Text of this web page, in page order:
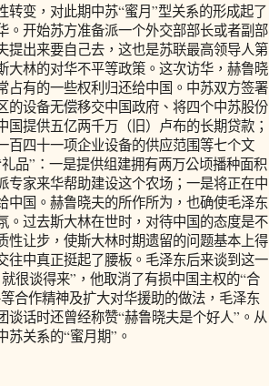
变，对此期中苏“蜜月”型关系的形成起了
。开始苏方准备派一个外交部部长或者副部
出来要自己去，这也是苏联最高领导人第
林的对华不平等政策。这次访华，赫鲁晓
占有的一些权利归还给中国。中苏双方签署
的设备无偿移交中国政府、将四个中苏股份
提供五亿两千万（旧）卢布的长期贷款；
百四十一项企业设备的供应范围等七个文
品”：一是提供组建拥有两万公顷播种面积
家来华帮助建设这个农场；一是将正在中
中国。赫鲁晓夫的所作所为，也确使毛泽东
。过去斯大林在世时，对待中国的态度是不
让步，使斯大林时期遗留的问题基本上得
往中真正挺起了腰板。毛泽东后来谈到这一
很谈得来”，他取消了有损中国主权的“合
合作精神及扩大对华援助的做法，毛泽东
话时还曾经称赞“赫鲁晓夫是个好人”。从
关系的“蜜月期”。